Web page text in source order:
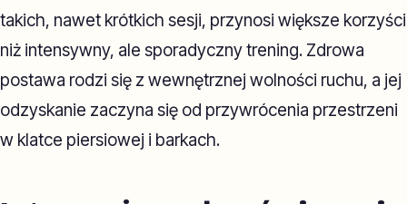
takich, nawet krótkich sesji, przynosi większe korzyści
niż intensywny, ale sporadyczny trening. Zdrowa
postawa rodzi się z wewnętrznej wolności ruchu, a jej
odzyskanie zaczyna się od przywrócenia przestrzeni
w klatce piersiowej i barkach.